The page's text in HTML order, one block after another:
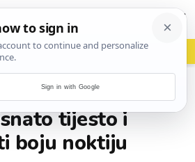
vrh! woot?!
tijesto i
boju noktiju
Sign in with Google